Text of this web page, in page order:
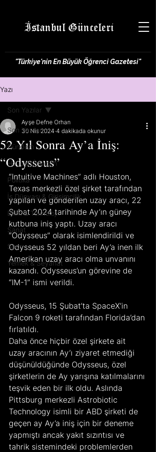
İstanbul Günceleri
"Türkiye'nin En Büyük Öğrenci Gazetesi"
Yazı
Son Yazılar
Gündem
Hayatın İçinden
Politika
İş Dünyası & Girişimcilik
Bilim & Teknoloji
Sanat
Spor
Yemek & Seyahat
Son Yazılar
52 Yıl Sonra Ay’a İniş:
“Odysseus”
Ayşe Defne Orhan
30 Nis 2024 4 dakikada okunur
“Intuitive Machines” adlı Houston,
Texas merkezli özel şirket tarafından
yapılan ve gönderilen uzay aracı, 22
Şubat 2024 tarihinde Ay’ın güney
kutbuna iniş yaptı. Uzay aracı
“Odysseus” olarak isimlendirildi ve
Odysseus 52 yıldan beri Ay’a inen ilk
Amerikan uzay aracı olma unvanını
kazandı. Odysseus’un görevine de
“IM-1” ismi verildi.
Odysseus, 15 Şubat’ta SpaceX’in
Falcon 9 roketi tarafından Florida’dan
fırlatıldı.
Daha önce hiçbir özel şirkete ait
uzay aracının Ay’ı ziyaret etmediği
düşünüldüğünde Odysseus, özel
şirketlerin de Ay yarışına katılmalarını
teşvik eden bir ilk oldu. Aslında
Pittsburg merkezli Astrobiotic
Technology isimli bir ABD şirketi de
geçen ay Ay’a iniş için bir deneme
yapmıştı ancak yakıt sızıntısı ve
tahrik sistemindeki problemlerden